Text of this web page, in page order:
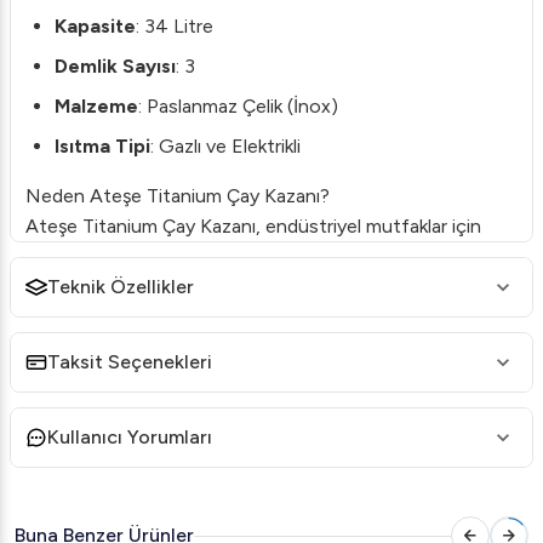
Kapasite: 34 Litre
Demlik Sayısı: 3
Malzeme: Paslanmaz Çelik (İnox)
Isıtma Tipi: Gazlı ve Elektrikli
Neden Ateşe Titanium Çay Kazanı?
Ateşe Titanium Çay Kazanı, endüstriyel mutfaklar için
mükemmel bir çözümdür.34 litrelikkapasitesi ile büyük
organizasyonlar ve işletmeler için ideal olan bu çay kazanı,
aynı zamandaakıllı dijital kontrolsistemi ile
Öne Çıkan Özellikler
Paslanmaz Çelik Tasarım
kontrolünü kolayca yönetmenizi sağlar.
Teknik Özellikler
Taksit Seçenekleri
Kullanıcı Yorumları
Buna Benzer Ürünler